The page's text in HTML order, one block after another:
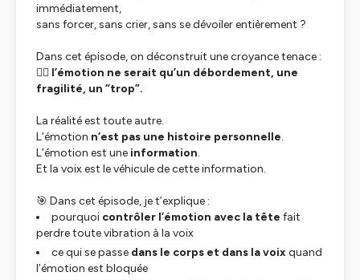
immédiatement,
sans forcer, sans crier, sans se dévoiler entièrement ?
Dans cet épisode, on déconstruit une croyance tenace :
👉🏻 l’émotion ne serait qu’un débordement, une
fragilité, un “trop”.
La réalité est toute autre.
L’émotion n’est pas une histoire personnelle.
L’émotion est une information.
Et la voix est le véhicule de cette information.
🎯 Dans cet épisode, je t’explique :
pourquoi contrôler l’émotion avec la tête fait
perdre toute vibration à la voix
ce qui se passe dans le corps et dans la voix quand
l’émotion est bloquée